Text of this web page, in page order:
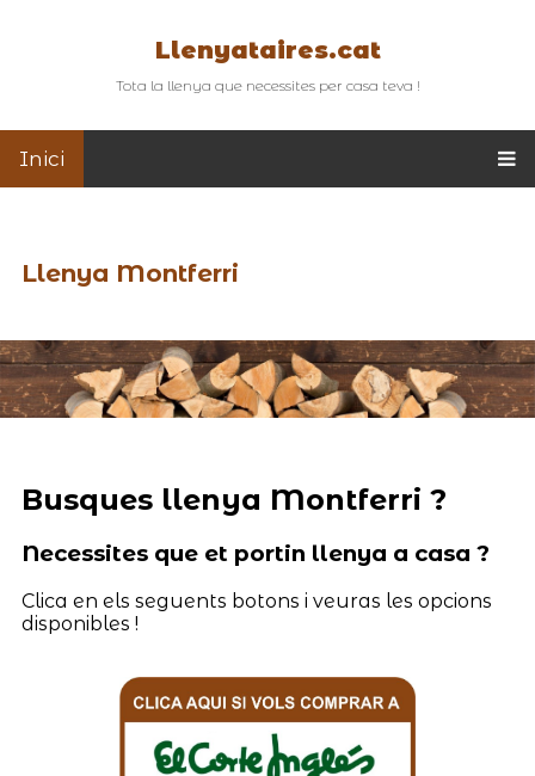
Llenyataires.cat
Tota la llenya que necessites per casa teva !
Inici
Llenya Montferri
Busques llenya Montferri ?
Necessites que et portin llenya a casa ?
Clica en els seguents botons i veuras les opcions
disponibles !